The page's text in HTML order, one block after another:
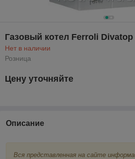
Газовый котел Ferroli Divatop
Нет в наличии
Розница
Цену уточняйте
Описание
Вся представленная на сайте